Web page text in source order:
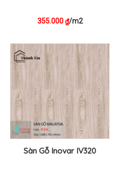
355.000₫/m2
Sàn Gỗ Inovar IV320